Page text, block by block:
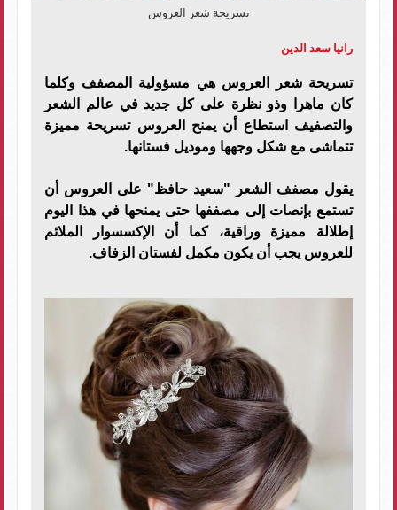
تسريحة شعر العروس
رانيا سعد الدين
تسريحة شعر العروس هي مسؤولية المصفف وكلما
كان ماهرا وذو نظرة على كل جديد في عالم الشعر
والتصفيف استطاع أن يمنح العروس تسريحة مميزة
تتماشى مع شكل وجهها وموديل فستانها.
يقول مصفف الشعر "سعيد حافظ" على العروس أن
تستمع بإنصات إلى مصففها حتى يمنحها في هذا اليوم
إطلالة مميزة وراقية، كما أن الإكسسوار الملائم
للعروس يجب أن يكون مكمل لفستان الزفاف.